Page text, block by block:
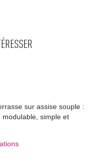
sur assise souple :
modulable, simple et